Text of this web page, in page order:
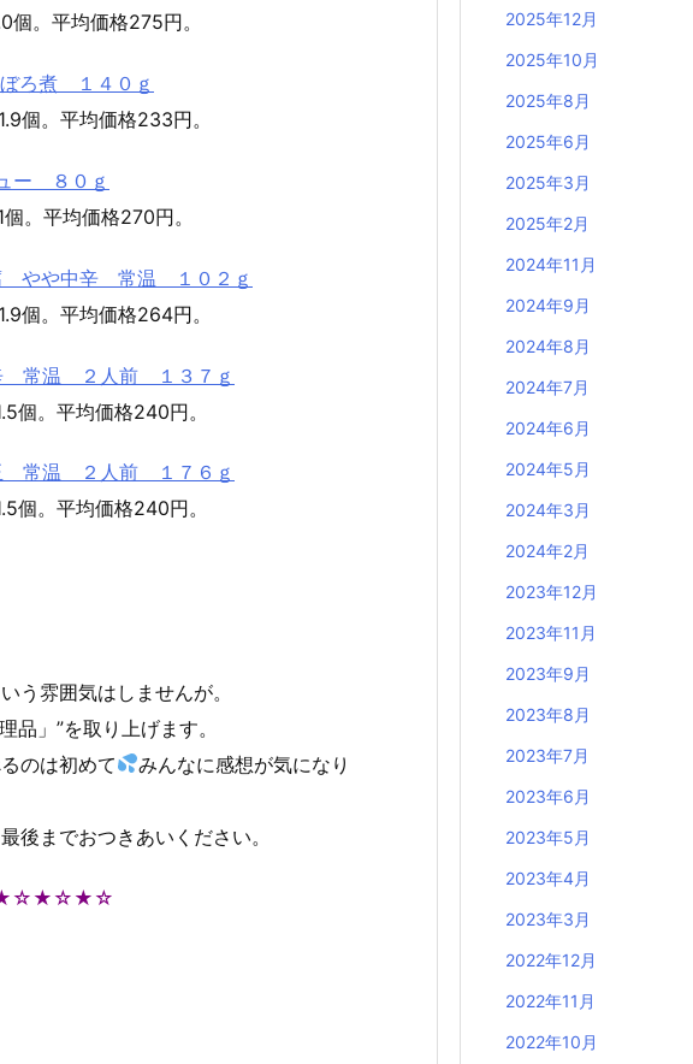
。平均価格275円。
ろ煮 １４０ｇ
個。平均価格233円。
ー ８０ｇ
。平均価格270円。
やや中辛 常温 １０２ｇ
個。平均価格264円。
常温 ２人前 １３７ｇ
個。平均価格240円。
常温 ２人前 １７６ｇ
個。平均価格240円。
う雰囲気はしませんが。
」”を取り上げます。
のは初めて
みんなに感想が気になり
後までおつきあいください。
2025年12月
2025年10月
2025年8月
2025年6月
2025年3月
2025年2月
2024年11月
2024年9月
2024年8月
2024年7月
2024年6月
2024年5月
2024年3月
2024年2月
2023年12月
2023年11月
2023年9月
2023年8月
2023年7月
2023年6月
2023年5月
2023年4月
2023年3月
2022年12月
2022年11月
2022年10月